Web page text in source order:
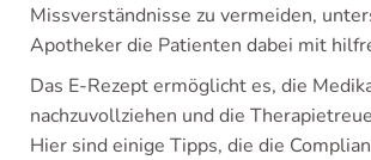
Missverständnisse zu vermeiden,
Apotheker die Patienten dabei mit
Das E-Rezept ermöglicht es, die
nachzuvollziehen und die
Hier sind einige Tipps, die die